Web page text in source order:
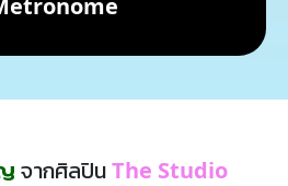
จากศิลปินThe Studio